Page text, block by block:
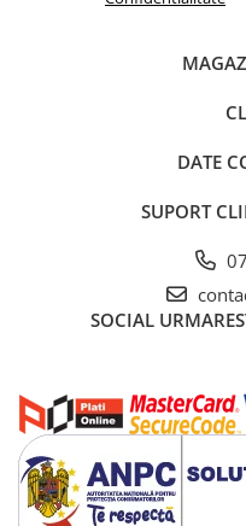
DATE
SUPORT
SOCIAL